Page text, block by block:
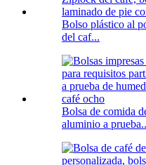
Bolso plástico al
del caf...
Bolsa de comida
aluminio a